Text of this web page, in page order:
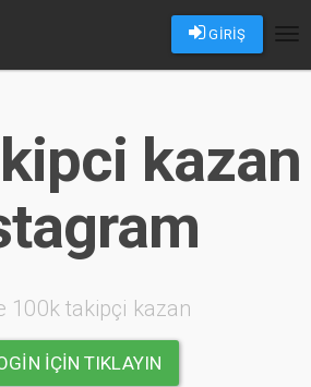
GİRİŞ
kazan
100k takipçi kazan
IÇIN TIKLAYIN